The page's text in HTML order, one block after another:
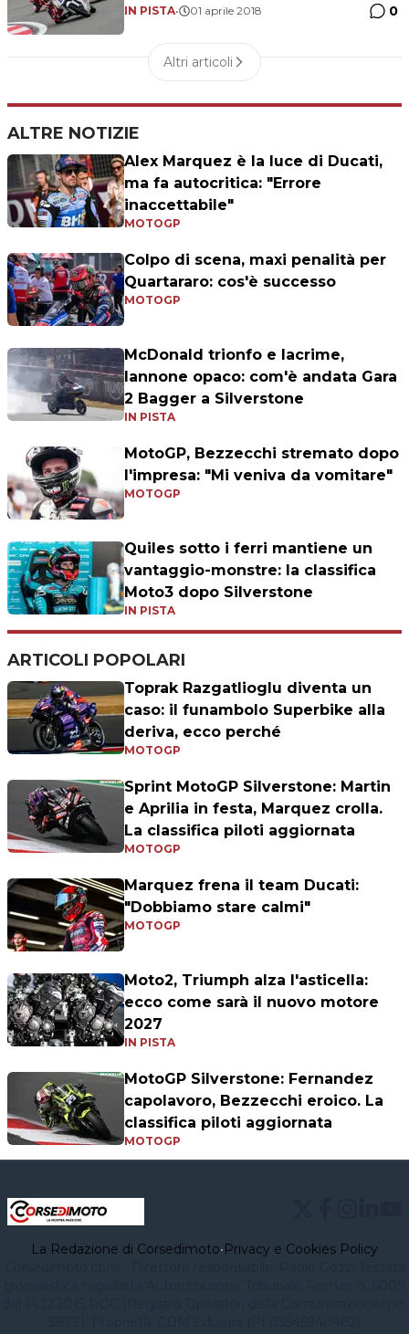
Donington
IN PISTA• 01 aprile 2018 0
Altri articoli
ALTRE NOTIZIE
Alex Marquez è la luce di Ducati,
ma fa autocritica: "Errore
inaccettabile"
MOTOGP
Colpo di scena, maxi penalità per
Quartararo: cos'è successo
MOTOGP
McDonald trionfo e lacrime,
Iannone opaco: com'è andata Gara
2 Bagger a Silverstone
IN PISTA
MotoGP, Bezzecchi stremato dopo
l'impresa: "Mi veniva da vomitare"
MOTOGP
Quiles sotto i ferri mantiene un
vantaggio-monstre: la classifica
Moto3 dopo Silverstone
IN PISTA
ARTICOLI POPOLARI
Toprak Razgatlioglu diventa un
caso: il funambolo Superbike alla
deriva, ecco perché
MOTOGP
Sprint MotoGP Silverstone: Martin
e Aprilia in festa, Marquez crolla.
La classifica piloti aggiornata
MOTOGP
Marquez frena il team Ducati:
"Dobbiamo stare calmi"
MOTOGP
Moto2, Triumph alza l'asticella:
ecco come sarà il nuovo motore
2027
IN PISTA
MotoGP Silverstone: Fernandez
capolavoro, Bezzecchi eroico. La
classifica piloti aggiornata
MOTOGP
La Redazione di Corsedimoto•Privacy e Cookies Policy